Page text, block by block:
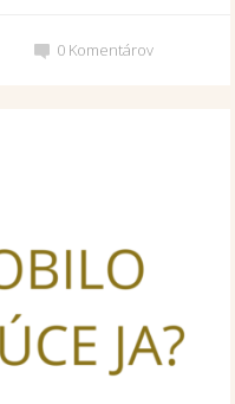
0 Komentárov